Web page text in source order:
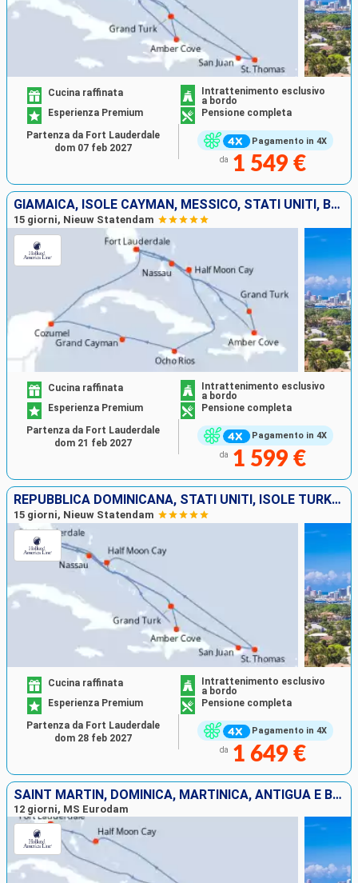
Pagamento in 4X
Cucina raffinata
Intrattenimento esclusivo
a bordo
Esperienza Premium
Pensione completa
da 1 549 €
Partenza da Fort Lauderdale
dom 07 feb 2027
GIAMAICA, ISOLE CAYMAN, MESSICO, STATI UNITI, BAHAMAS, ISOLE TURKS E CAICOS, REPUBBLICA DOMINICANA
15 giorni, Nieuw Statendam
Pagamento in 4X
Cucina raffinata
Intrattenimento esclusivo
a bordo
Esperienza Premium
Pensione completa
da 1 599 €
Partenza da Fort Lauderdale
dom 21 feb 2027
REPUBBLICA DOMINICANA, STATI UNITI, ISOLE TURKS E CAICOS, PORTORICO, SAINT THOMAS, BAHAMAS
15 giorni, Nieuw Statendam
Pagamento in 4X
Cucina raffinata
Intrattenimento esclusivo
a bordo
Esperienza Premium
Pensione completa
da 1 649 €
Partenza da Fort Lauderdale
dom 28 feb 2027
SAINT MARTIN, DOMINICA, MARTINICA, ANTIGUA E BARBUDA, SAINT THOMAS, BAHAMAS, STATI UNITI
12 giorni, MS Eurodam